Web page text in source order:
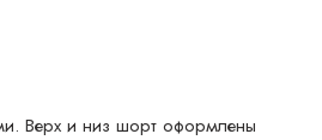
Верх и низ шорт оформлены